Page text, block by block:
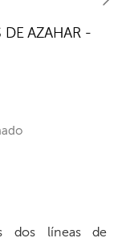
DE AZAHAR -
dos líneas de